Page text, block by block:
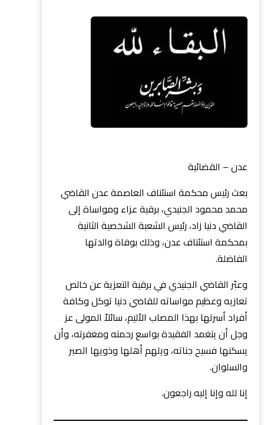
عدن – القضائية
بعث رئيس محكمة استئناف العاصمة عدن القاضي
محمد محمود الجنيدي، برقية عزاء ومواساة إلى
القاضي دنيا زاد، رئيس الشعبة الشخصية الثانية
بمحكمة استئناف عدن، وذلك بوفاة والدتها
الفاضلة.
وعبّر القاضي الجنيدي في برقية التعزية عن خالص
تعازيه وعظيم مواساته للقاضي دنيا توكل وكافة
أفراد أسرتها بهذا المصاب الأليم، سائلاً المولى عز
وجل أن يتغمد الفقيدة بواسع رحمته ومغفرته، وأن
يسكنها فسيح جناته، ويلهم أهلها وذويها الصبر
والسلوان.
إنا لله وإنا إليه راجعون.